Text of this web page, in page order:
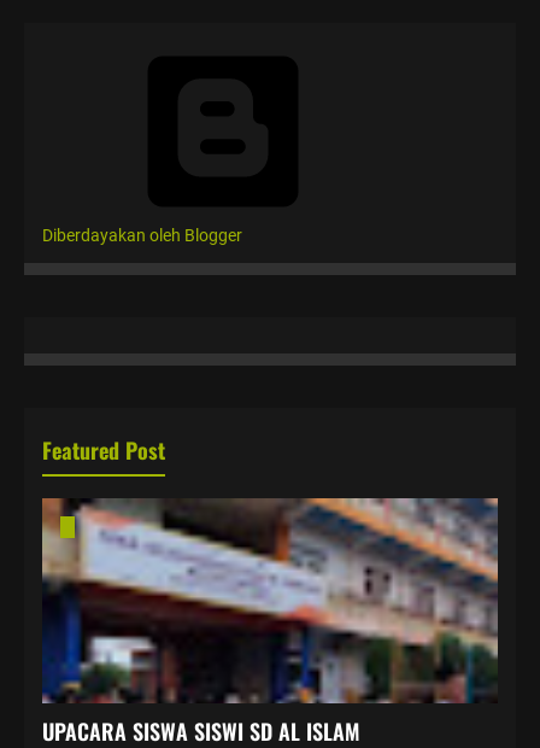
Diberdayakan oleh Blogger
Featured Post
UPACARA SISWA SISWI SD AL ISLAM